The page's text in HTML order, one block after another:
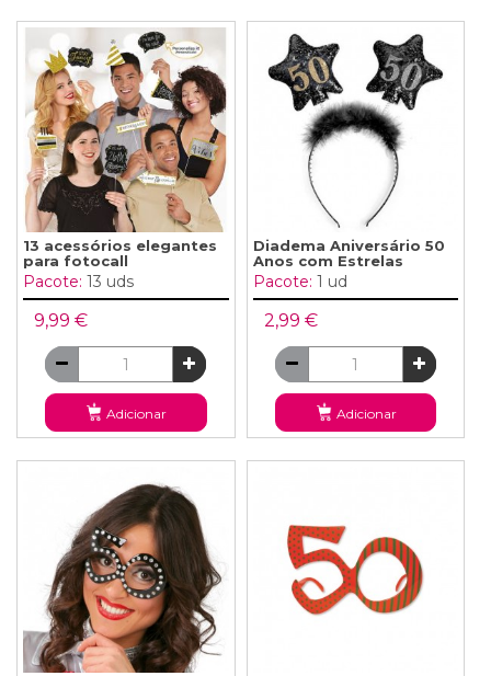
13 acessórios elegantes
para fotocall
Pacote: 13 uds
9,99 €
Adicionar
Diadema Aniversário 50
Anos com Estrelas
Pacote: 1 ud
2,99 €
Adicionar